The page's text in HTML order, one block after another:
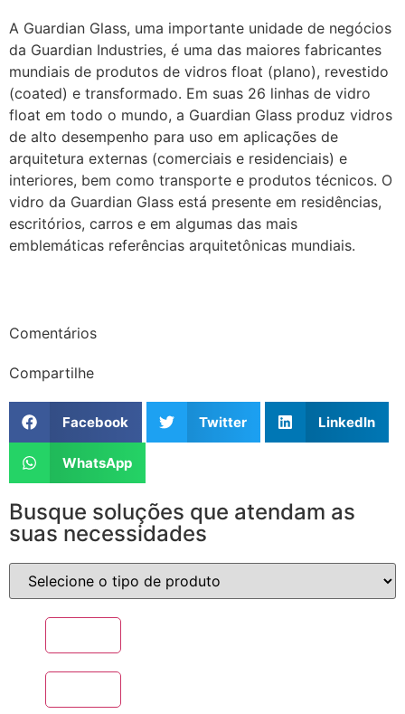
A Guardian Glass, uma importante unidade de negócios
da Guardian Industries, é uma das maiores fabricantes
mundiais de produtos de vidros float (plano), revestido
(coated) e transformado. Em suas 26 linhas de vidro
float em todo o mundo, a Guardian Glass produz vidros
de alto desempenho para uso em aplicações de
arquitetura externas (comerciais e residenciais) e
interiores, bem como transporte e produtos técnicos. O
vidro da Guardian Glass está presente em residências,
escritórios, carros e em algumas das mais
emblemáticas referências arquitetônicas mundiais.
Comentários
Compartilhe
Facebook Twitter LinkedIn
WhatsApp
Busque soluções que atendam as
suas necessidades